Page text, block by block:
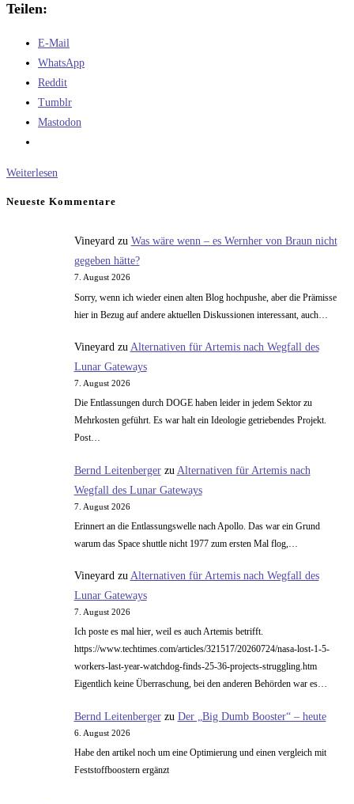
Teilen:
E-Mail
WhatsApp
Reddit
Tumblr
Mastodon
Weiterlesen
Verbraucherwunsch
Neueste Kommentare
Vineyardzu Was wäre wenn – es Wernher von Braun nicht
gegeben hätte?
7. August 2026
Sorry, wenn ich wieder einen alten Blog hochpushe, aber die Prämisse
hier in Bezug auf andere aktuellen Diskussionen interessant, auch…
Vineyard zu Alternativen für Artemis nach Wegfall des
Lunar Gateways
7. August 2026
Die Entlassungen durch DOGE haben leider in jedem Sektor zu
Mehrkosten geführt. Es war halt ein Ideologie getriebendes Projekt.
Post…
Bernd Leitenbergerzu Alternativen für Artemis nach
Wegfall des Lunar Gateways
7. August 2026
Erinnert an die Entlassungswelle nach Apollo. Das war ein Grund
warum das Space shuttle nicht 1977 zum ersten Mal flog,…
Vineyardzu Alternativen für Artemis nach Wegfall des
Lunar Gateways
7. August 2026
Ich poste es mal hier, weil es auch Artemis betrifft.
https://www.techtimes.com/articles/321517/20260724/nasa-lost-1-5-
workers-last-year-watchdog-finds-25-36-projects-struggling.htm
Eigentlich keine Überraschung, bei den anderen Behörden war es…
Bernd Leitenbergerzu Der „Big Dumb Booster“ – heute
6. August 2026
Habe den artikel noch um eine Optimierung und einen vergleich mit
Feststoffboostern ergänzt